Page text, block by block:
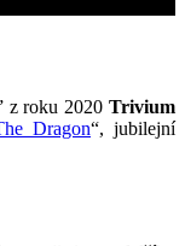
z roku 2020 Trivium
Dragon“, jubilejní